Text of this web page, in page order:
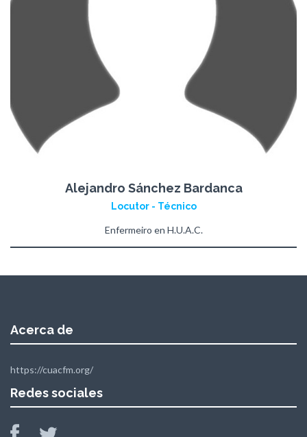
Alejandro Sánchez Bardanca
Locutor - Técnico
Enfermeiro en H.U.A.C.
Acerca de
https://cuacfm.org/
Redes sociales